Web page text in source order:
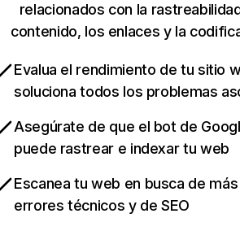
relacionados con la
contenido, los enlaces y la
Evalua el rendimiento de tu sitio
soluciona todos los problemas
Asegúrate de que el bot de
puede rastrear e indexar tu web
Escanea tu web en busca de
errores técnicos y de SEO